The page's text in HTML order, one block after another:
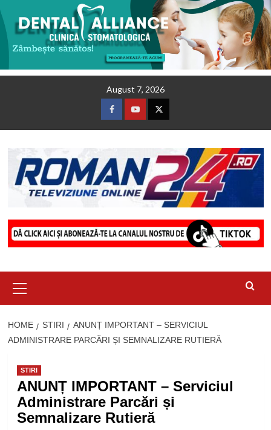
August 7, 2026
FacebookYoutubeTwitter
Menu
HOME STIRI
ANUNȚ IMPORTANT – SERVICIUL
ADMINISTRARE PARCĂRI ȘI SEMNALIZARE RUTIERĂ
STIRI
ANUNȚ IMPORTANT – Serviciul
Administrare Parcări și
Semnalizare Rutieră